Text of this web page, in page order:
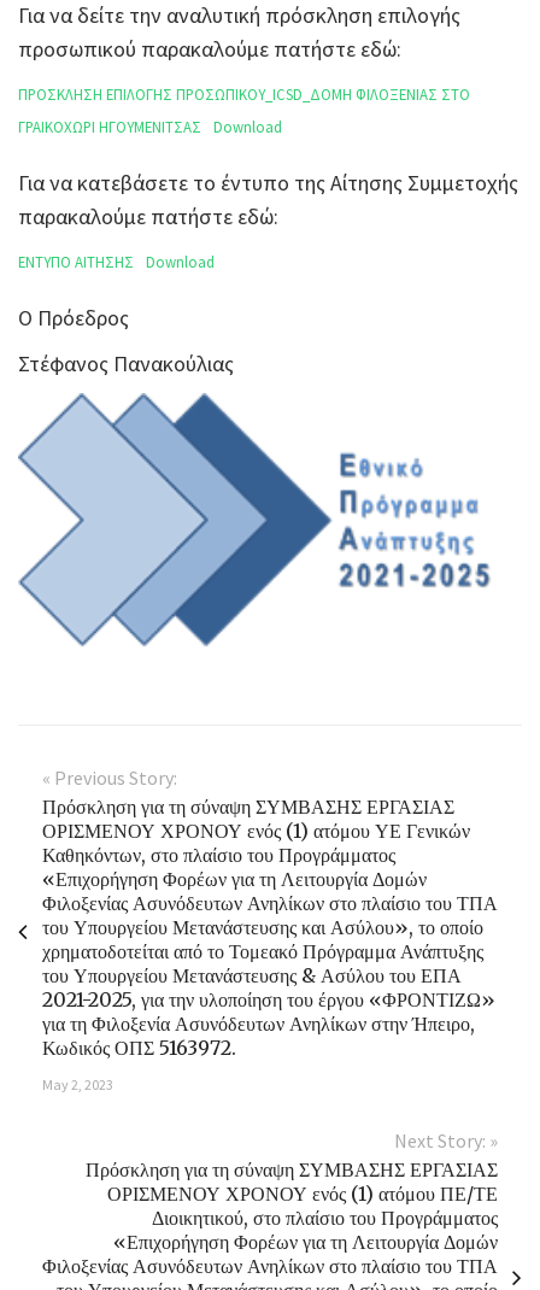
Για να δείτε την αναλυτική πρόσκληση επιλογής
προσωπικού παρακαλούμε πατήστε εδώ:
ΠΡΟΣΚΛΗΣΗ ΕΠΙΛΟΓΗΣ ΠΡΟΣΩΠΙΚΟΥ_ICSD_ΔΟΜΗ ΦΙΛΟΞΕΝΙΑΣ ΣΤΟ
ΓΡΑΙΚΟΧΩΡΙ ΗΓΟΥΜΕΝΙΤΣΑΣ
Download
Για να κατεβάσετε το έντυπο της Αίτησης Συμμετοχής
παρακαλούμε πατήστε εδώ:
ΕΝΤΥΠΟ ΑΙΤΗΣΗΣ Download
Ο Πρόεδρος
Στέφανος Πανακούλιας
« Previous Story:
Πρόσκληση για τη σύναψη ΣΥΜΒΑΣΗΣ ΕΡΓΑΣΙΑΣ
ΟΡΙΣΜΕΝΟΥ ΧΡΟΝΟΥ ενός (1) ατόμου ΥΕ Γενικών
Καθηκόντων, στο πλαίσιο του Προγράμματος
«Επιχορήγηση Φορέων για τη Λειτουργία Δομών
Φιλοξενίας Ασυνόδευτων Ανηλίκων στο πλαίσιο του ΤΠΑ
του Υπουργείου Μετανάστευσης και Ασύλου», το οποίο
χρηματοδοτείται από το Τομεακό Πρόγραμμα Ανάπτυξης
του Υπουργείου Μετανάστευσης & Ασύλου του ΕΠΑ
2021-2025, για την υλοποίηση του έργου «ΦΡΟΝΤΙΖΩ»
για τη Φιλοξενία Ασυνόδευτων Ανηλίκων στην Ήπειρο,
Κωδικός ΟΠΣ 5163972.
May 2, 2023
Next Story: »
Πρόσκληση για τη σύναψη ΣΥΜΒΑΣΗΣ ΕΡΓΑΣΙΑΣ
ΟΡΙΣΜΕΝΟΥ ΧΡΟΝΟΥ ενός (1) ατόμου ΠΕ/ΤΕ
Διοικητικού, στο πλαίσιο του Προγράμματος
«Επιχορήγηση Φορέων για τη Λειτουργία Δομών
Φιλοξενίας Ασυνόδευτων Ανηλίκων στο πλαίσιο του ΤΠΑ